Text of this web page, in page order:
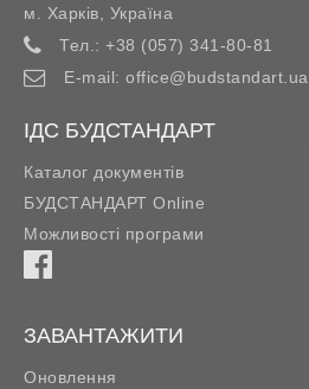
м. Харків, Україна
Тел.: +38 (057) 341-80-81
E-mail: office@budstandart.ua
ІДС БУДСТАНДАРТ
Каталог документів
БУДСТАНДАРТ Online
Можливості програми
ЗАВАНТАЖИТИ
Оновлення